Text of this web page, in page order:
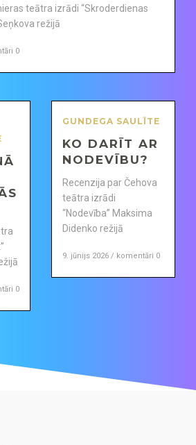
teātra izrādi “Skroderdienas
režijā
0
0
GUNDEGA SAULĪTE
KO DARĪT AR
NODEVĪBU?
Recenzija par Čehova
teātra izrādi
“Nodevība” Maksima
Didenko režijā
9. jūnijs 2026 / komentāri 0